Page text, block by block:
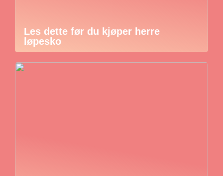
Les dette før du kjøper herre
løpesko